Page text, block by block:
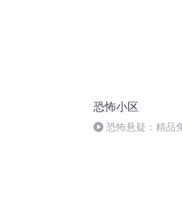
恐怖小区
恐怖悬疑：精品